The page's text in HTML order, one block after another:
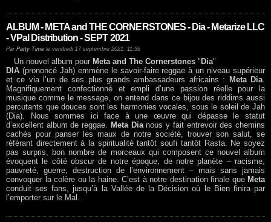
ALBUM - META and THE CORNERSTONES - Dia - Metarize LLC
- VPal Distribution - SEPT 2021
Par Party Time le vendredi 17 septembre 2021, 11:36
Un nouvel album pour Meta and The Cornerstones" Dia"
DIA (prononcé Jah) emmène le savoir-faire reggae à un niveau supérieur
et ce via l’un de ses plus grands ambassadeurs africains :
Meta Dia.
Magnifiquement confectionné et empli d’une passion réelle pour la
musique comme le message, on entend dans ce bijou des riddims aussi
percutants que douces sont les harmonies vocales, sous le soleil de Jah
(Dia). Nous sommes ici face à une œuvre qui dépasse le statut
d’excellent album de reggae. Meta Dianous y fait entrevoir des chemins
cachés pour panser les maux de notre société, trouver son salut, se
référant directement à la spiritualité tantôt soufi tantôt Rasta. Ne soyez
pas surpris, bon nombre de morceaux qui composent ce nouvel album
évoquent le côté obscur de notre époque, de notre planète – racisme,
pauvreté, guerre, destruction de l’environnement – mais sans jamais
convoquer la colère ou la haine. C’est à notre destination finale queMeta
conduit ses fans, jusqu’à la Vallée de la Décision où le Bien finira par
l’emporter sur le Mal.